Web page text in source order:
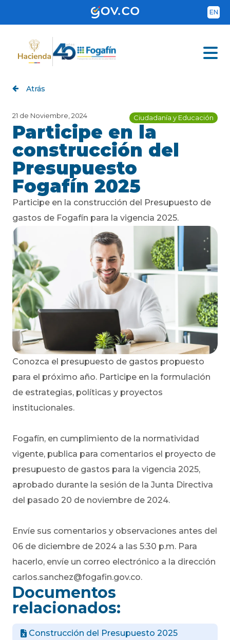
EN
Atrás
21 de Noviembre, 2024 Ciudadanía y Educación
Participe en la
construcción del
Presupuesto
Fogafín 2025
Participe en la construcción del Presupuesto de
gastos de Fogafín para la vigencia 2025.
Conozca el presupuesto de gastos propuesto
para el próximo año. Participe en la formulación
de estrategias, políticas y proyectos
institucionales.
Fogafín, en cumplimiento de la normatividad
vigente, publica para comentarios el proyecto de
presupuesto de gastos para la vigencia 2025,
aprobado durante la sesión de la Junta Directiva
del pasado 20 de noviembre de 2024.
Envíe sus comentarios y observaciones antes del
06 de diciembre de 2024 a las 5:30 p.m. Para
hacerlo, envíe un correo electrónico a la dirección
carlos.sanchez@fogafin.gov.co.
Documentos
relacionados:
Construcción del Presupuesto 2025